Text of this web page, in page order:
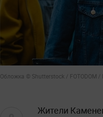
Обложка © Shutterstock / FOTODOM /
Жители